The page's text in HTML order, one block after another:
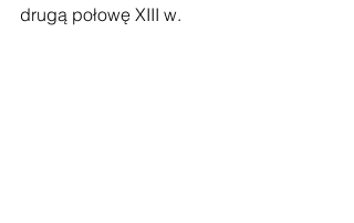
drugą połowę XIII w.